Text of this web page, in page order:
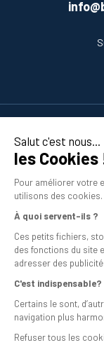
Salut c'est nous...
les Cookies
Pour améliorer votre
utilisons des cookies.
À quoi servent-ils ?
Ces petits fichiers,
des fonctions du site
adresser des
C'est indispensable?
Certains le sont,
navigation plus
Refuser tous les
En savoir plus